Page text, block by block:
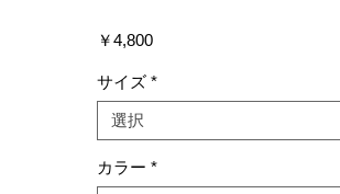
￥4,800価
サイズ *
選択
カラー *